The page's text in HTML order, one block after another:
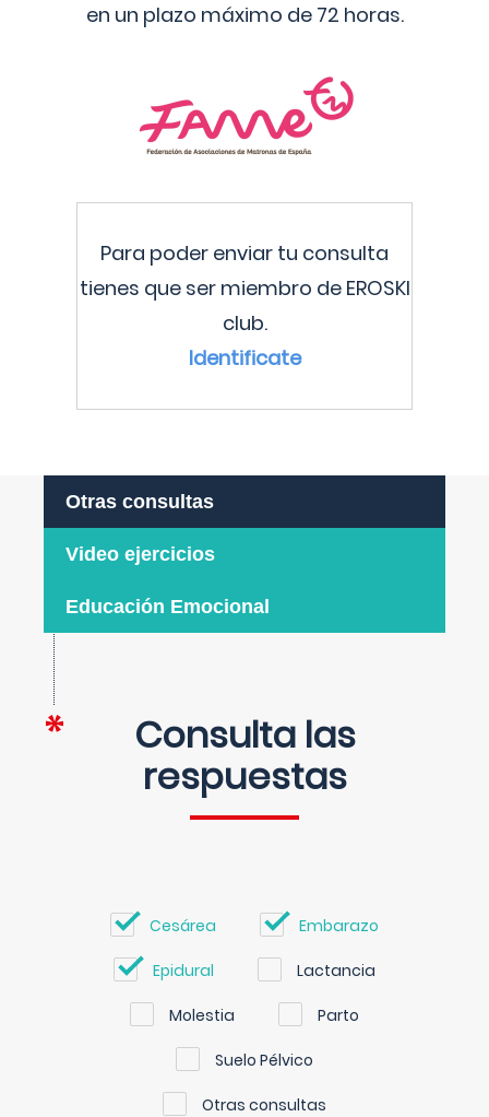
en un plazo máximo de 72 horas.
Para poder enviar tu consulta
tienes que ser miembro de EROSKI
club.
Identificate
Otras consultas
Video ejercicios
Educación Emocional
Consulta las
respuestas
Cesárea Embarazo
Epidural Lactancia
Molestia Parto
Suelo Pélvico
Otras consultas